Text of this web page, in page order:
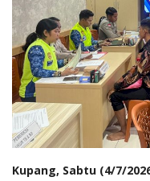
Kupang, Sabtu (4/7/